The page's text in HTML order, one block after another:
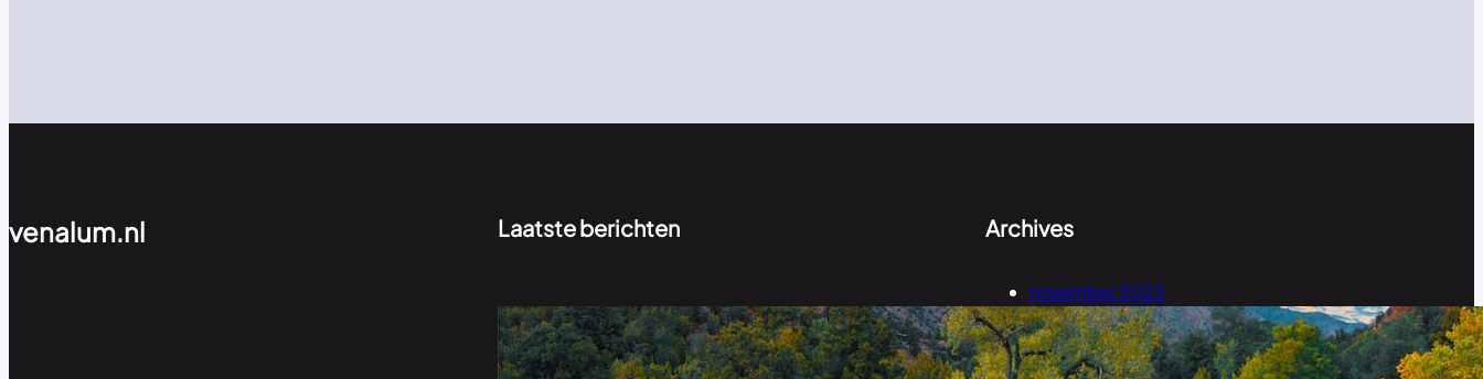
venalum.nl Laatste berichten
Verkenningen in het groen: de onontdekte
schoonheid van de natuur
Archives
november 2023
september 2023